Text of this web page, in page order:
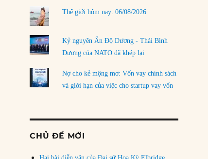
Thế giới hôm nay: 06/08/2026
Kỷ nguyên Ấn Độ Dương - Thái Bình
Dương của NATO đã khép lại
Nợ cho kẻ mộng mơ: Vốn vay chính sách
và giới hạn của việc cho startup vay vốn
CHỦ ĐỀ MỚI